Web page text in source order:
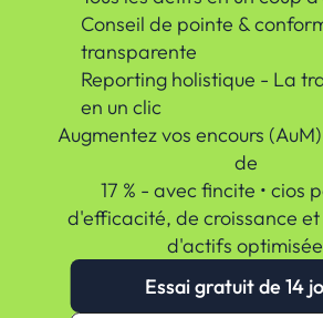
Regarder le tutoriel d'intégration
Contact
Essayer gratuitement
Select Language
Conseil de pointe &
transparente
Reporting holistique - La
en un clic
Augmentez vos encours
de
17 % - avec fincite • cios
d'efficacité, de croissance et
d'actifs
Essai gratuit de 14